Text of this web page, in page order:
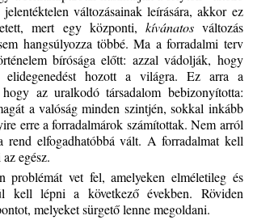
változásainak leírására, akkor ez
mert egy központi, kívánatosváltozás
hangsúlyozza többé. Ma a forradalmi terv
bírósága előtt: azzal vádolják, hogy
hozott a világra. Ez arra a
hogy az uralkodó társadalom bebizonyította:
a valóság minden szintjén, sokkal inkább
erre a forradalmárok számítottak. Nem arról
rend elfogadhatóbbá vált. A forradalmat kell
egész.
problémát vet fel, amelyeken elméletileg és
kell lépni a következő években. Röviden
melyeket sürgető lenne megoldani.